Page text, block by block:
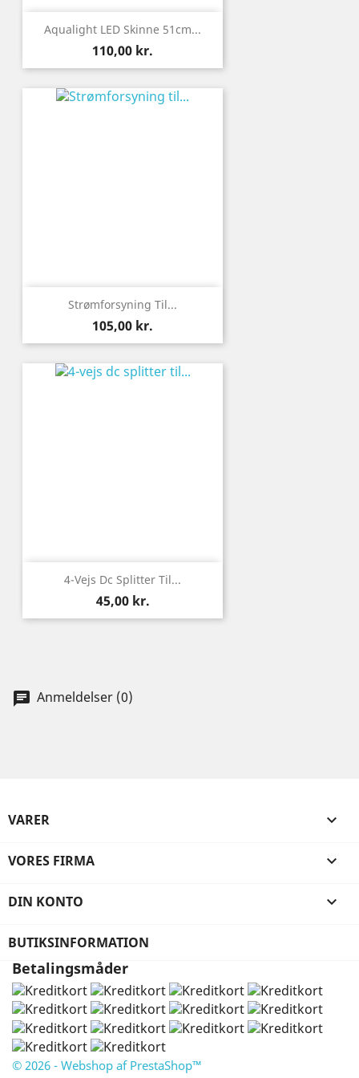
Aqualight LED Skinne 51cm...
Pris
110,00 kr.
Strømforsyning Til...
Pris
105,00 kr.
4-Vejs Dc Splitter Til...
Pris
45,00 kr.
Anmeldelser (0)
VARER 
VORES FIRMA 
DIN KONTO 
BUTIKSINFORMATION
Betalingsmåder
© 2026 - Webshop af PrestaShop™